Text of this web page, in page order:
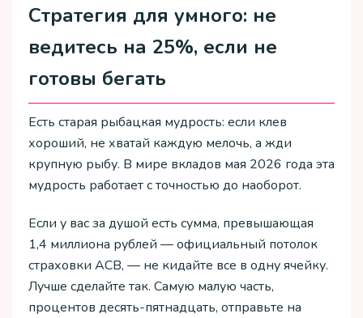
Стратегия для умного: не
ведитесь на 25%, если не
готовы бегать
Есть старая рыбацкая мудрость: если клев
хороший, не хватай каждую мелочь, а жди
крупную рыбу. В мире вкладов мая 2026 года эта
мудрость работает с точностью до наоборот.
Если у вас за душой есть сумма, превышающая
1,4 миллиона рублей — официальный потолок
страховки АСВ, — не кидайте все в одну ячейку.
Лучше сделайте так. Самую малую часть,
процентов десять-пятнадцать, отправьте на